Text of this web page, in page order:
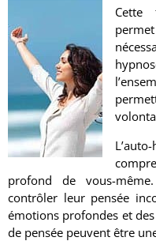
Cette
profond de vous-
contrôler leur pensée
émotions profondes et
de pensée peuvent être